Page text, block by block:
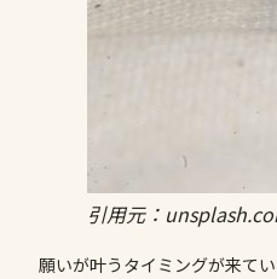
引用元：
願いが叶うタイミングが来て